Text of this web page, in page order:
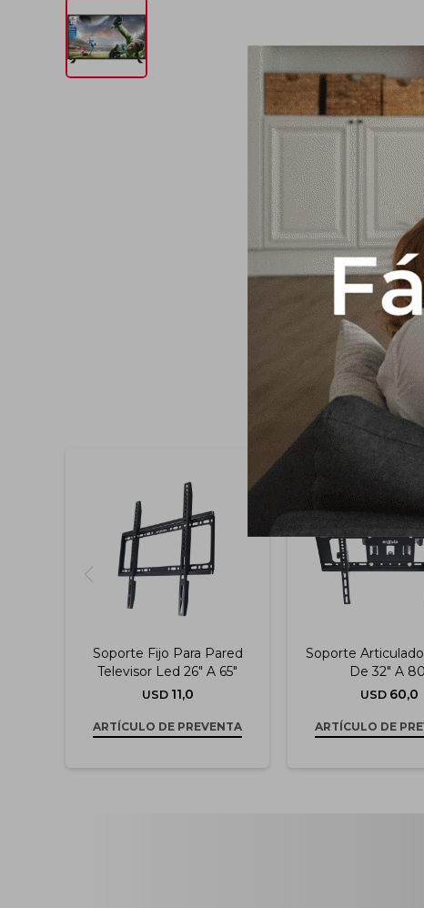
*NO DISPONIBLE
ENTREGA
Android 11 Acceso
x 2 Procesador A55*4
con Patas: An.: 90,6 cm
Soporte Fijo Para Pared
Televisor Led 26" A 65"
USD 11,0
ARTÍCULO DE PREVENTA
Soporte
De 32" A
USD 60,0
ARTÍCULO DE